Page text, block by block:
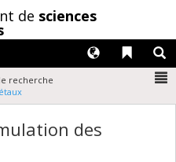
de sciences
Liens
Langues
recherche
des